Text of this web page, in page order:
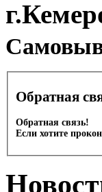
Обратная
Обратная связь!
Если хотите